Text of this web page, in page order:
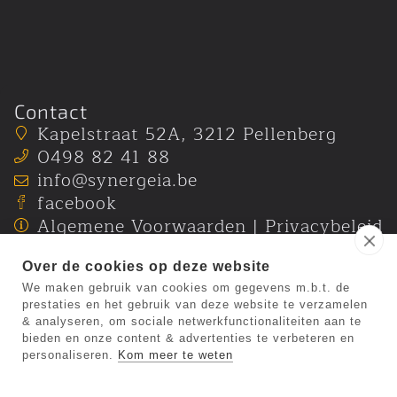
Contact
Kapelstraat 52A, 3212 Pellenberg
0498 82 41 88
info@synergeia.be
facebook
Algemene Voorwaarden|Privacybeleid
Over de cookies op deze website
We maken gebruik van cookies om gegevens m.b.t. de
prestaties en het gebruik van deze website te verzamelen
& analyseren, om sociale netwerkfunctionaliteiten aan te
bieden en onze content & advertenties te verbeteren en
personaliseren. Kom meer te weten